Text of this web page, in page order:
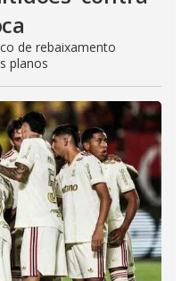
de rebaixamento
planos